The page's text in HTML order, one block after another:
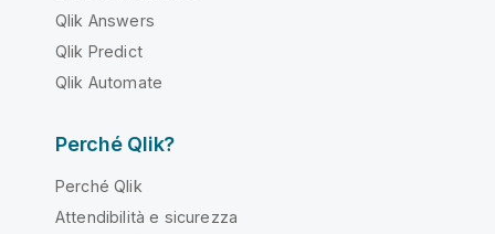
Qlik Answers
Qlik Predict
Qlik Automate
Perché Qlik?
Perché Qlik
Attendibilità e sicurezza